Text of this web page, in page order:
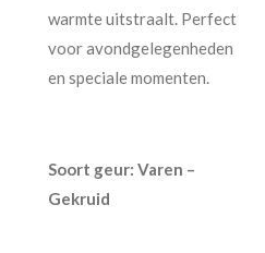
warmte uitstraalt. Perfect
voor avondgelegenheden
en speciale momenten.
Soort geur: Varen –
Gekruid